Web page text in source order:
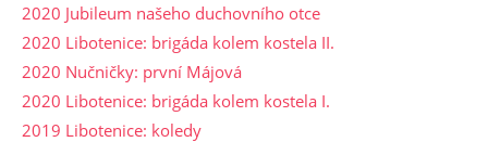
2020 Jubileum našeho duchovního otce
2020 Libotenice: brigáda kolem kostela II.
2020 Nučničky: první Májová
2020 Libotenice: brigáda kolem kostela I.
2019 Libotenice: koledy